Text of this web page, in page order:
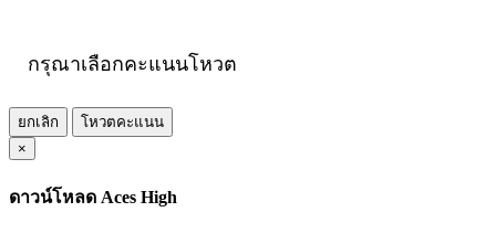
กรุณาเลือกคะแนนโหวต
ยกเลิก
โหวตคะแนน
×
ดาวน์โหลด Aces High